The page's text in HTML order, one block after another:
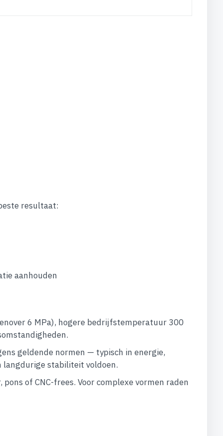
resultaat:
aanhouden
6 MPa), hogere bedrijfstemperatuur 300
geldende normen — typisch in energie,
langdurige stabiliteit voldoen.
of CNC-frees. Voor complexe vormen raden